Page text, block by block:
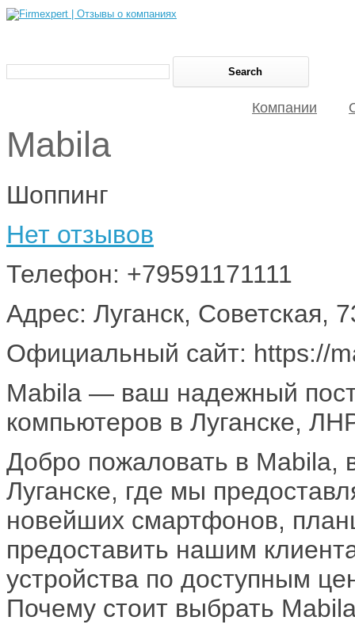
Компании
Mabila
Шоппинг
Нет отзывов
Телефон: +79591171111
Адрес: Луганск, Советская,
Официальный сайт: https://
Mabila — ваш надежный
компьютеров в Луганске,
Добро пожаловать в Mabila,
Луганске, где мы
новейших смартфонов,
предоставить нашим
устройства по доступным
Почему стоит выбрать